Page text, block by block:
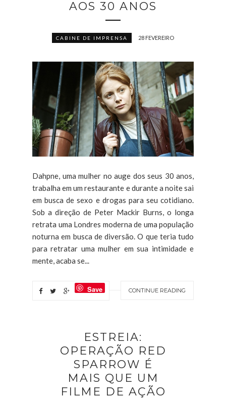
AOS 30 ANOS
CABINE DE IMPRENSA 28 FEVEREIRO
Dahpne, uma mulher no auge dos seus 30 anos,
trabalha em um restaurante e durante a noite sai
em busca de sexo e drogas para seu cotidiano.
Sob a direção de Peter Mackir Burns, o longa
retrata uma Londres moderna de uma população
noturna em busca de diversão. O que teria tudo
para retratar uma mulher em sua intimidade e
mente, acaba se...
CONTINUE READING
Save
ESTREIA:
OPERAÇÃO RED
SPARROW É
MAIS QUE UM
FILME DE AÇÃO